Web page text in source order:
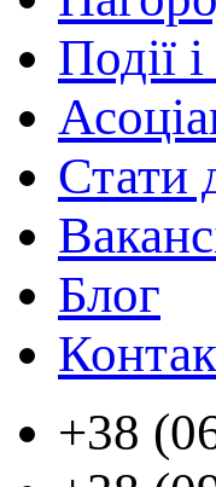
Події
Стати
Блог
+38